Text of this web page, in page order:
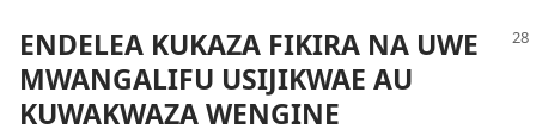
ENDELEA KUKAZA FIKIRA NA UWE
MWANGALIFU USIJIKWAE AU
KUWAKWAZA WENGINE